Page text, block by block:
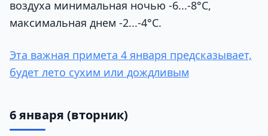
воздуха минимальная ночью -6...-8°C,
максимальная днем -2...-4°C.
Эта важная примета 4 января предсказывает,
будет лето сухим или дождливым
6 января (вторник)